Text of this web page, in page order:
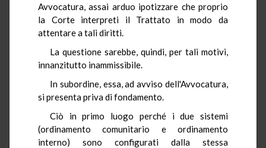
Avvocatura, assai arduo ipotizzare che proprio
la Corte interpreti il Trattato in modo da
attentare a tali diritti.
La questione sarebbe, quindi, per tali motivi,
innanzitutto inammissibile.
In subordine, essa, ad avviso dell'Avvocatura,
si presenta priva di fondamento.
Ciò in primo luogo perché i due sistemi
(ordinamento comunitario e ordinamento
interno) sono configurati dalla stessa